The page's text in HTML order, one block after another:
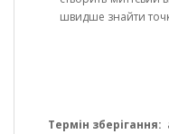
швидше знайти
Термін зберігання: